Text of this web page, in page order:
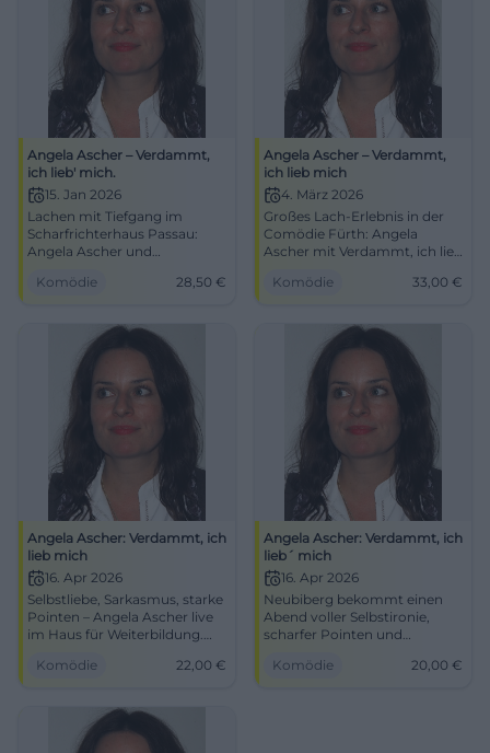
Angela Ascher – Verdammt,
ich lieb' mich.
15. Jan 2026
Lachen mit Tiefgang im
Scharfrichterhaus Passau:
Angela Ascher und
15.01.2026, 20:00 Uhr, Tickets
intime Bühne – jetzt Plätze
sichern. #PassauComedy
Komödie 28,50 €
Angela Ascher – Verdammt,
ich lieb mich
4. März 2026
Großes Lach-Erlebnis in der
Comödie Fürth: Angela
Ascher mit Verdammt, ich lieb
VVK 33 €. Präzises Timing,
Comedy-Atmosphäre – jetzt
Tickets sichern.
#FürthComedy
Komödie 33,00 €
Angela Ascher: Verdammt, ich
lieb mich
16. Apr 2026
Selbstliebe, Sarkasmus, starke
Pointen – Angela Ascher live
im Haus für Weiterbildung.
Tickets ab 20 €, AK 22 €.
buchen! #AngelaAscher
Komödie 22,00 €
Angela Ascher: Verdammt, ich
lieb´ mich
16. Apr 2026
Neubiberg bekommt einen
Abend voller Selbstironie,
scharfer Pointen und
Angela Ascher spielt live mit
Komödie 20,00 €